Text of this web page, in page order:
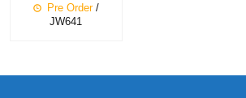
Pre Order/
JW641